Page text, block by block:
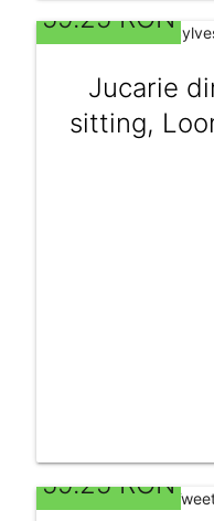
59.25 RON
Jucarie
sitting,
59.25 RON